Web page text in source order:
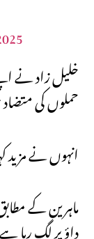
خلیل زاد نے
حملوں کی
انہوں نے مزید
ماہرین کے
داؤ پر لگ رہا